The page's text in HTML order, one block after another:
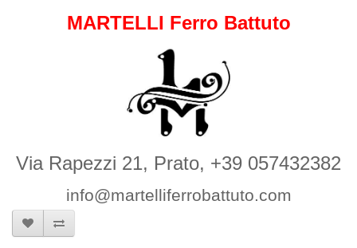
MARTELLI Ferro Battuto
Via Rapezzi 21, Prato, +39 057432382
info@martelliferrobattuto.com